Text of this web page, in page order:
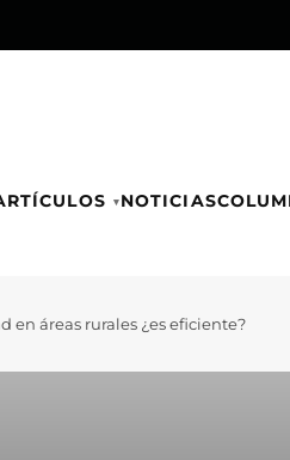
NOTICIAS
en áreas rurales ¿es eficiente?